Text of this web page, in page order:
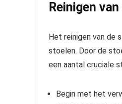
Reinigen
Het reinigen van de
stoelen. Door de
een aantal cruciale
Begin met het